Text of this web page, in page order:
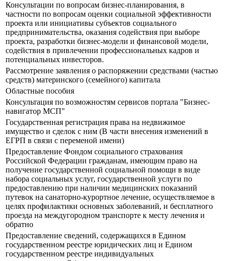
Консультации по вопросам бизнес-планирования, в
частности по вопросам оценки социальной эффективности
проекта или инициативы субъектов социального
предпринимательства, оказания содействия при выборе
проекта, разработки бизнес-модели и финансовой модели,
содействия в привлечении профессиональных кадров и
потенциальных инвесторов.
Рассмотрение заявления о распоряжении средствами (частью
средств) материнского (семейного) капитала
Областные пособия
Консультация по возможностям сервисов портала "Бизнес-
навигатор МСП"
Государственная регистрация права на недвижимое
имущество и сделок с ним (В части внесения изменений в
ЕГРП в связи с переменой имени)
Предоставление Фондом социального страхования
Российской Федерации гражданам, имеющим право на
получение государственной социальной помощи в виде
набора социальных услуг, государственной услуги по
предоставлению при наличии медицинских показаний
путевок на санаторно-курортное лечение, осуществляемое в
целях профилактики основных заболеваний, и бесплатного
проезда на междугородном транспорте к месту лечения и
обратно
Предоставление сведений, содержащихся в Едином
государственном реестре юридических лиц и Едином
государственном реестре индивидуальных